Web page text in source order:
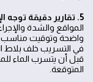
5. تقارير دقيقة توجه الإصلاح المبكر
المواقع والشدة
واضحة وتوقيت مناسب
في التسريب خلف بلاط
قبل أن يتسرب الماء
المتوقعة.